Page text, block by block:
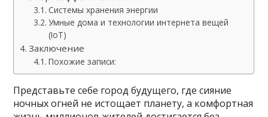
Системы хранения энергии
Умные дома и технологии интернета вещей
(IoT)
Заключение
Похожие записи:
Представьте себе город будущего, где сияние
ночных огней не истощает планету, а комфортная